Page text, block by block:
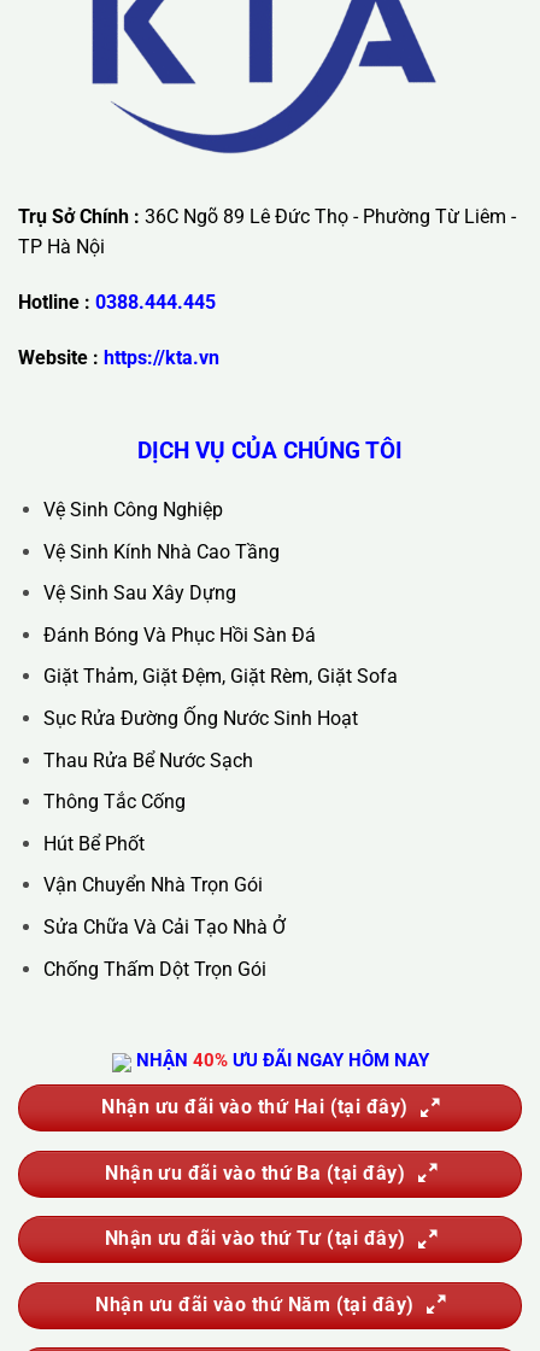
Trụ Sở Chính : 36C Ngõ 89 Lê Đức Thọ - Phường Từ Liêm -
TP Hà Nội
Hotline : 0388.444.445
Website : https://kta.vn
DỊCH VỤ CỦA CHÚNG TÔI
Vệ Sinh Công Nghiệp
Vệ Sinh Kính Nhà Cao Tầng
Vệ Sinh Sau Xây Dựng
Đánh Bóng Và Phục Hồi Sàn Đá
Giặt Thảm, Giặt Đệm, Giặt Rèm, Giặt Sofa
Sục Rửa Đường Ống Nước Sinh Hoạt
Thau Rửa Bể Nước Sạch
Thông Tắc Cống
Hút Bể Phốt
Vận Chuyển Nhà Trọn Gói
Sửa Chữa Và Cải Tạo Nhà Ở
Chống Thấm Dột Trọn Gói
NHẬN 40%ƯU ĐÃI NGAY HÔM NAY
Nhận ưu đãi vào thứ Hai (tại đây)
Nhận ưu đãi vào thứ Ba (tại đây)
Nhận ưu đãi vào thứ Tư (tại đây)
Nhận ưu đãi vào thứ Năm (tại đây)